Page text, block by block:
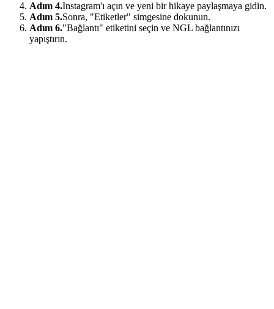
Adım 4.Instagram'ı açın ve yeni bir hikaye paylaşmaya gidin.
Adım 5.Sonra, "Etiketler" simgesine dokunun.
Adım 6."Bağlantı" etiketini seçin ve NGL bağlantınızı
yapıştırın.